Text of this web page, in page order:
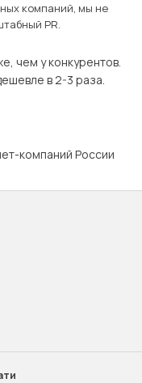
компаний, мы не
PR.
чем у конкурентов.
в 2-3 раза.
компаний России